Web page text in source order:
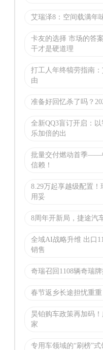
艾瑞泽8：空间载满年
卡友的选择 市场的答
干才是硬道理
打工人年终犒劳指南
由
准备好回忆杀了吗？
全新QQ3盲订开启：
乐加倍的出
批量交付燃动首季——
信赖！
8.29万起享越级配置
用妥
8周年开新局，捷途汽
全域AI战略升维 出口
销售
奇瑞召回1108辆奇瑞
春节返乡长途担忧重重
昊铂购车政策再加码
家
专用车领域的“刷榜”